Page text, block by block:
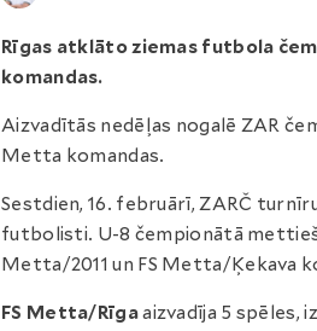
Rīgas atklāto ziemas futbola
komandas.
Aizvadītās nedēļas nogalē ZAR
Metta komandas.
Sestdien, 16. februārī, ZARČ
futbolisti. U-8 čempionātā
Metta/2011 un FS Metta/Ķekava
FS Metta/Rīgaaizvadīja 5 spēles,